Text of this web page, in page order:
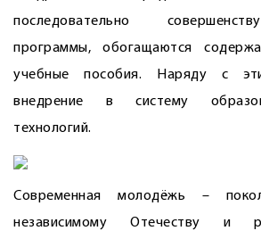
последовательно
программы, обогащаются
учебные пособия. Наряду с
внедрение в систему
технологий.
Современная молодёжь –
независимому Отечеству и